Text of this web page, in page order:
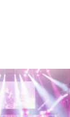
信
美
原
「
に